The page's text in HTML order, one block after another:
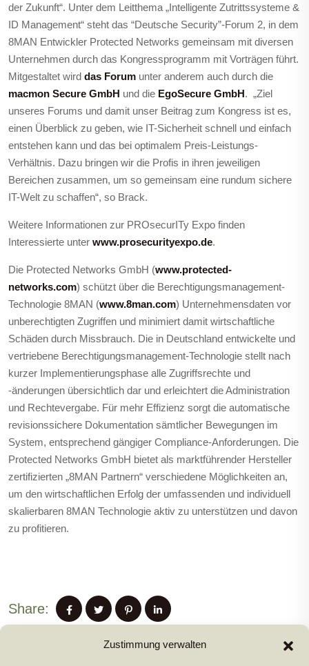
Zustimmung verwalten
der Zukunft“. Unter dem Leitthema „Intelligente Zutrittssysteme &
ID Management“ steht das “Deutsche Security”-Forum 2, in dem
8MAN Entwickler Protected Networks gemeinsam mit diversen
Unternehmen durch das Kongressprogramm mit Vorträgen führt.
Mitgestaltet wird das Forum unter anderem auch durch die
macmon Secure GmbH und die EgoSecure GmbH. „Ziel
unseres Forums und damit unser Beitrag zum Kongress ist es,
einen Überblick zu geben, wie IT-Sicherheit schnell und einfach
entstehen kann und das bei optimalem Preis-Leistungs-
Verhältnis. Dazu bringen wir die Profis in ihren jeweiligen
Bereichen zusammen, um so gemeinsam eine rundum sichere
IT-Welt zu schaffen“, so Brack.
Weitere Informationen zur PROsecurITy Expo finden
Interessierte unter www.prosecurityexpo.de.
Die Protected Networks GmbH (www.protected-
networks.com) schützt über die Berechtigungsmanagement-
Technologie 8MAN (www.8man.com) Unternehmensdaten vor
unberechtigten Zugriffen und minimiert damit wirtschaftliche
Schäden durch Missbrauch. Die in Deutschland entwickelte und
vertriebene Berechtigungsmanagement-Technologie stellt nach
kurzer Implementierungsphase alle Zugriffsrechte und
-änderungen übersichtlich dar und erleichtert die Administration
und Rechtevergabe. Für mehr Effizienz sorgt die automatische
revisionssichere Dokumentation sämtlicher Bewegungen im
System, entsprechend gängiger Compliance-Anforderungen. Die
Protected Networks GmbH bietet als marktführender Hersteller
zertifizierten „8MAN Partnern“ verschiedene Möglichkeiten an,
um den wirtschaftlichen Erfolg der umfassenden und individuell
skalierbaren 8MAN Technologie aktiv zu unterstützen und davon
zu profitieren.
Share: